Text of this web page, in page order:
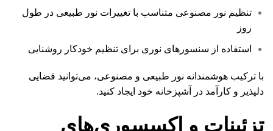
تنظیم نور مصنوعی متناسب با تغییرات نور طبیعی در طول
روز
استفاده از سنسورهای نوری برای تنظیم خودکار روشنایی
با ترکیب هوشمندانه نور طبیعی و مصنوعی، می‌توانید فضایی
دلپذیر و کارآمد در آشپزخانه خود ایجاد کنید.
تزئینات و اکسسوری‌های